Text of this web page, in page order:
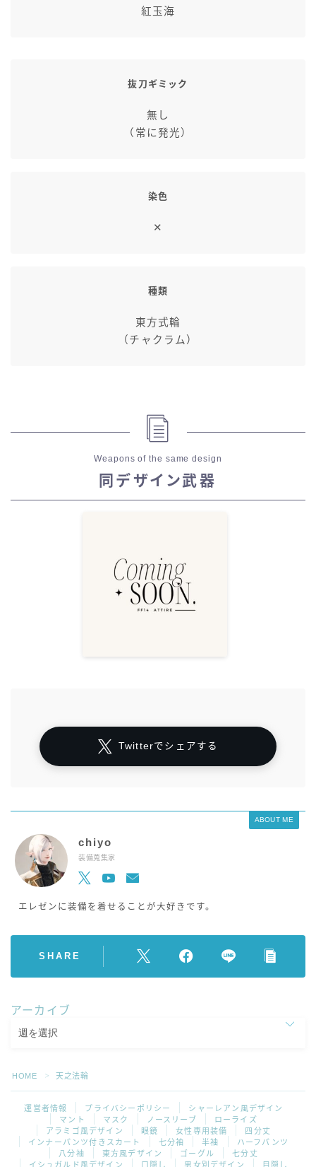
紅玉海
抜刀ギミック
無し
（常に発光）
染色
✕
種類
東方式輪
（チャクラム）
Weapons of the same design
同デザイン武器
Twitterでシェアする
ABOUT ME
chiyo
装備蒐集家
エレゼンに装備を着せることが大好きです。
SHARE
アーカイブ
HOME ＞ 天之法輪
運営者情報 プライバシーポリシー
シャーレアン風デザイン
マント
マスク ノースリーブ
ローライズ
アラミゴ風デザイン
眼鏡 女性専用装備
四分丈
インナーパンツ付きスカート
七分袖 半袖
ハーフパンツ
八分袖
東方風デザイン ゴーグル
七分丈
イシュガルド風デザイン
口隠し 男女別デザイン 目隠し